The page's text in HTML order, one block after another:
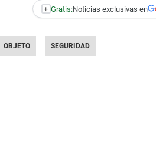
+ Gratis:Noticias exclusivas en
OBJETO SEGURIDAD